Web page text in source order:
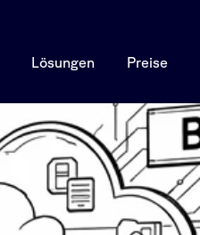
Lösungen Preise